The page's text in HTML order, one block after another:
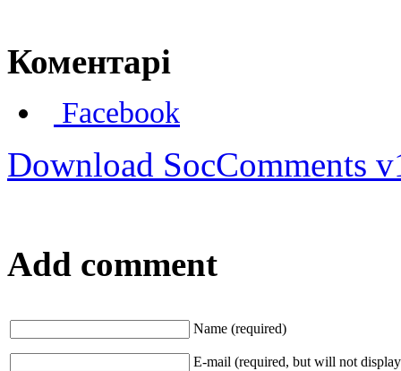
Коментарі
Facebook
Download SocComments
Add comment
Name (required)
E-mail (required, but will not